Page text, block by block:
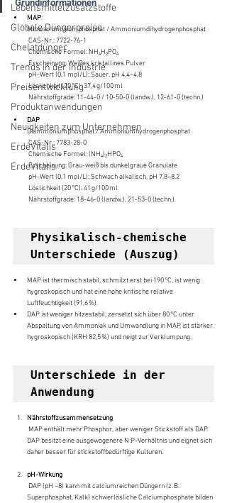
Lebensmittelzusatzstoffe
Globale Düngerpreise
Chelatdünger
Trends in der Industrie
Preisentwicklung
Produktanwendungen
Neuigkeiten zum Unternehmen
ErdeVitalis
ErdeVitalis
MAP:
Monoammoniumphosphat / Ammoniumdihydrogenphosphat
CAS-Nr.: 7722-76-1
Chemische Formel: NH₄H₂PO₄
Erscheinung: Weißes kristallines Pulver
pH-Wert (0,1 mol/L): Sauer, pH 4,4–4,8
Löslichkeit (20 °C): 37,4 g/100 ml
Nährstoffgrade: 11-44-0 / 10-50-0 (landw.), 12-61-0 (techn.)
DAP
Diammoniumphosphat / Ammoniumhydrogenphosphat
CAS-Nr.: 7783-28-0
Chemische Formel: (NH₄)₂HPO₄
Erscheinung: Grau-weiß bis dunkelgraue Granulate
pH-Wert (0,1 mol/L): Schwach alkalisch, pH 7,8–8,2
Löslichkeit (20 °C): 41 g/100 ml
Nährstoffgrade: 18-46-0 (landw.), 21-53-0 (techn.)
Physikalisch-chemische
Unterschiede (Auszug)
MAP ist thermisch stabil, schmilzt erst bei 190 °C, ist wenig
hygroskopisch und hat eine hohe kritische relative
Luftfeuchtigkeit (91,6 %).
DAP ist weniger hitzestabil, zersetzt sich über 80 °C unter
Abspaltung von Ammoniak und Umwandlung in MAP, ist stärker
hygroskopisch (KRH 82,5 %) und neigt zur Verklumpung.
Unterschiede in der
Anwendung
Nährstoffzusammensetzung
DAP besitzt eine ausgewogenere N:P-Verhältnis und eignet sich
daher besser für stickstoffbedürftige Kulturen.
pH-Wirkung
Superphosphat, Kalk) schwerlösliche Calciumphosphate bilden